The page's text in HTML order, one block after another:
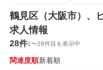
鶴見区（大阪市）、
求人情報
28件1〜28件目を表示中
関連度順新着順